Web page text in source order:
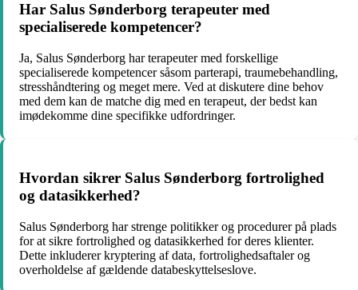
Har Salus Sønderborg terapeuter med
specialiserede kompetencer?
Ja, Salus Sønderborg har terapeuter med forskellige
specialiserede kompetencer såsom parterapi, traumebehandling,
stresshåndtering og meget mere. Ved at diskutere dine behov
med dem kan de matche dig med en terapeut, der bedst kan
imødekomme dine specifikke udfordringer.
Hvordan sikrer Salus Sønderborg fortrolighed
og datasikkerhed?
Salus Sønderborg har strenge politikker og procedurer på plads
for at sikre fortrolighed og datasikkerhed for deres klienter.
Dette inkluderer kryptering af data, fortrolighedsaftaler og
overholdelse af gældende databeskyttelseslove.